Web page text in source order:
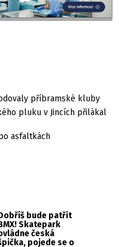
příbramské kluby
pluku v Jincích přilákal
asfaltkách
bude patřit
Skatepark
česká
pojede se o